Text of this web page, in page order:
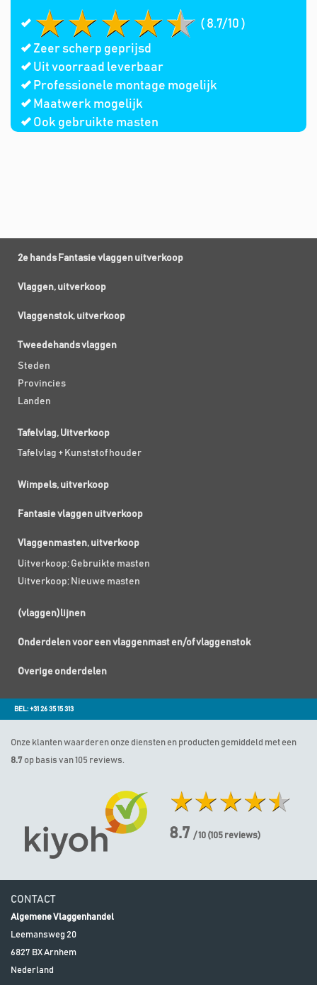
( 8.7/10 )
Zeer scherp geprijsd
Uit voorraad leverbaar
Professionele montage mogelijk
Maatwerk mogelijk
Ook gebruikte masten
2e hands Fantasie vlaggen uitverkoop
Vlaggen, uitverkoop
Vlaggenstok, uitverkoop
Tweedehands vlaggen
Steden
Provincies
Landen
Tafelvlag, Uitverkoop
Tafelvlag + Kunststof houder
Wimpels, uitverkoop
Fantasie vlaggen uitverkoop
Vlaggenmasten, uitverkoop
Uitverkoop; Gebruikte masten
Uitverkoop; Nieuwe masten
(vlaggen)lijnen
Onderdelen voor een vlaggenmast en/of vlaggenstok
Overige onderdelen
BEL: +31 26 35 15 313
Onze klanten waarderen onze diensten en producten gemiddeld met een
8.7 op basis van 105 reviews.
8.7 / 10 (105 reviews)
CONTACT
Algemene Vlaggenhandel
Leemansweg 20
6827 BXArnhem
Nederland